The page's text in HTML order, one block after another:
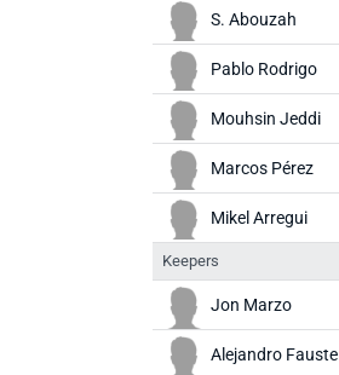
S. Abouzah
Pablo Rodrigo
Mouhsin Jeddi
Marcos Pérez
Mikel Arregui
Keepers
Jon Marzo
Alejandro Fauste